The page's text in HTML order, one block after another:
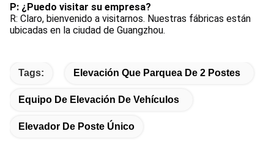
P: ¿Puedo visitar su empresa?
R: Claro, bienvenido a visitarnos. Nuestras fábricas están
ubicadas en la ciudad de Guangzhou.
Tags: Elevación Que Parquea De 2 Postes
Equipo De Elevación De Vehículos
Elevador De Poste Único